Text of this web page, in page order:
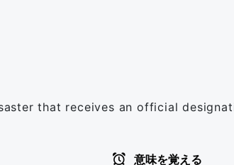
that receives an official
意味を覚える